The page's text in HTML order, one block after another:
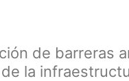
de barreras
la